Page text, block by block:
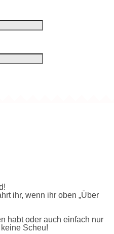
ihr, wenn ihr oben „Über
habt oder auch einfach nur
Scheu!